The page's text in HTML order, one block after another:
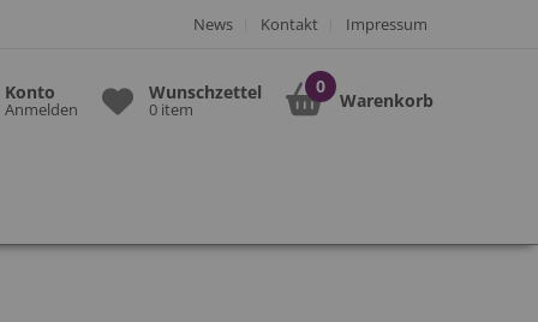
News Kontakt Impressum
Konto
Anmelden
Wunschzettel
0 item Warenkorb